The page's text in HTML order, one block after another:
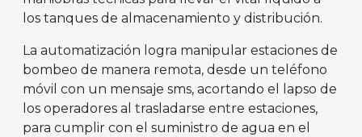
los tanques de almacenamiento y distribución.
La automatización logra manipular estaciones de
bombeo de manera remota, desde un teléfono
móvil con un mensaje sms, acortando el lapso de
los operadores al trasladarse entre estaciones,
para cumplir con el suministro de agua en el